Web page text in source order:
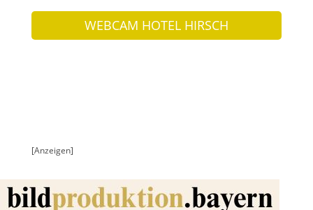
WEBCAM HOTEL HIRSCH
[Anzeigen]